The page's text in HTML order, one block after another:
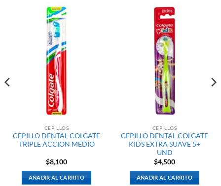
CEPILLOS
CEPILLO DENTAL COLGATE
TRIPLE ACCION MEDIO
$8,100
AÑADIR AL CARRITO
CEPILLOS
CEPILLO DENTAL COLGATE
KIDS EXTRA SUAVE 5+
UND
$4,500
AÑADIR AL CARRITO